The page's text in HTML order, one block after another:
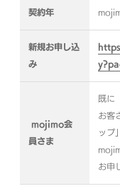
契約年
新規お申し込
み
mojimo会
員さま
既に
お客
ップ
お申